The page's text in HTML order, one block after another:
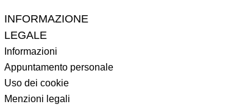
INFORMAZIONE
LEGALE
Informazioni
Appuntamento personale
Uso dei cookie
Menzioni legali